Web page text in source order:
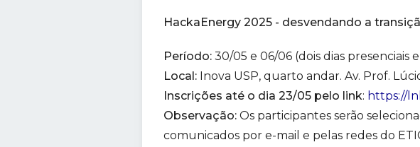
HackaEnergy 2025 - desvendando a
Período: 30/05 e 06/06 (dois dias presenciais
Local: Inova USP, quarto andar. Av. Prof.
Inscrições até o dia 23/05 pelo link: https://
Observação:Os participantes serão
comunicados por e-mail e pelas redes do